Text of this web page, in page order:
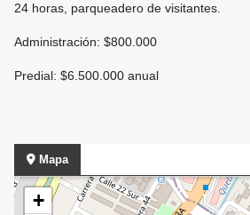
24 horas, parqueadero de visitantes.
Administración: $800.000
Predial: $6.500.000 anual
Mapa
+